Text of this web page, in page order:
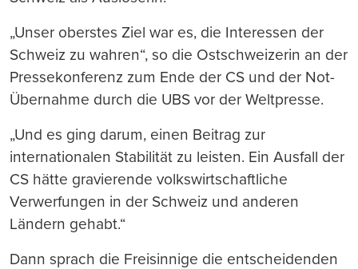
„Unser oberstes Ziel war es, die Interessen der
Schweiz zu wahren“, so die Ostschweizerin an der
Pressekonferenz zum Ende der CS und der Not-
Übernahme durch die UBS vor der Weltpresse.
„Und es ging darum, einen Beitrag zur
internationalen Stabilität zu leisten. Ein Ausfall der
CS hätte gravierende volkswirtschaftliche
Verwerfungen in der Schweiz und anderen
Ländern gehabt.“
Dann sprach die Freisinnige die entscheidenden